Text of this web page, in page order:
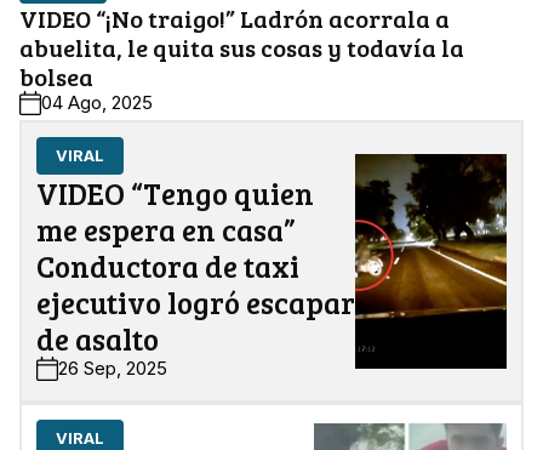
VIDEO “¡No traigo!” Ladrón acorrala a
abuelita, le quita sus cosas y todavía la
bolsea
04 Ago, 2025
VIRAL
VIDEO “Tengo quien
me espera en casa”
Conductora de taxi
ejecutivo logró escapar
de asalto
26 Sep, 2025
VIRAL